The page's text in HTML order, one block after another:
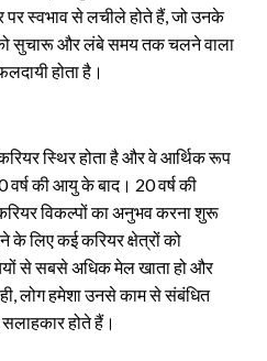
पर स्वभाव से लचीले होते हैं, जो उनके
सुचारू और लंबे समय तक चलने वाला
होता है।
स्थिर होता है और वे आर्थिक रूप
की आयु के बाद। 20 वर्ष की
विकल्पों का अनुभव करना शुरू
लिए कई करियर क्षेत्रों को
से सबसे अधिक मेल खाता हो और
लोग हमेशा उनसे काम से संबंधित
होते हैं।